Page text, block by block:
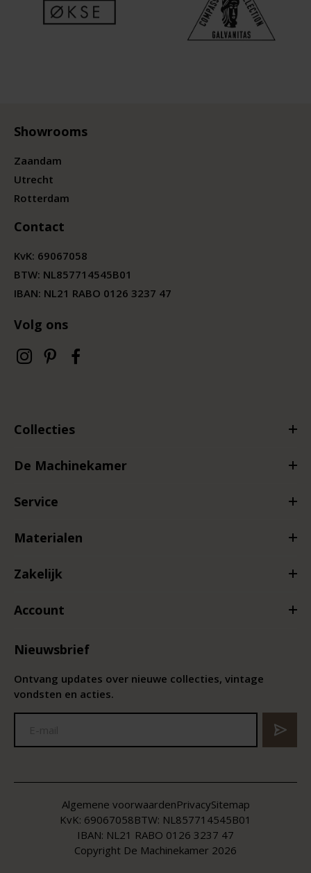
Showrooms
Zaandam
Utrecht
Rotterdam
Contact
KvK: 69067058
BTW: NL857714545B01
IBAN: NL21 RABO 0126 3237 47
Volg ons
Collecties
De Machinekamer
Service
Materialen
Zakelijk
Account
Nieuwsbrief
Ontvang updates over nieuwe collecties, vintage
vondsten en acties.
Copyright De Machinekamer 2026
KvK: 69067058BTW: NL857714545B01
IBAN: NL21 RABO 0126 3237 47
Algemene voorwaardenPrivacySitemap